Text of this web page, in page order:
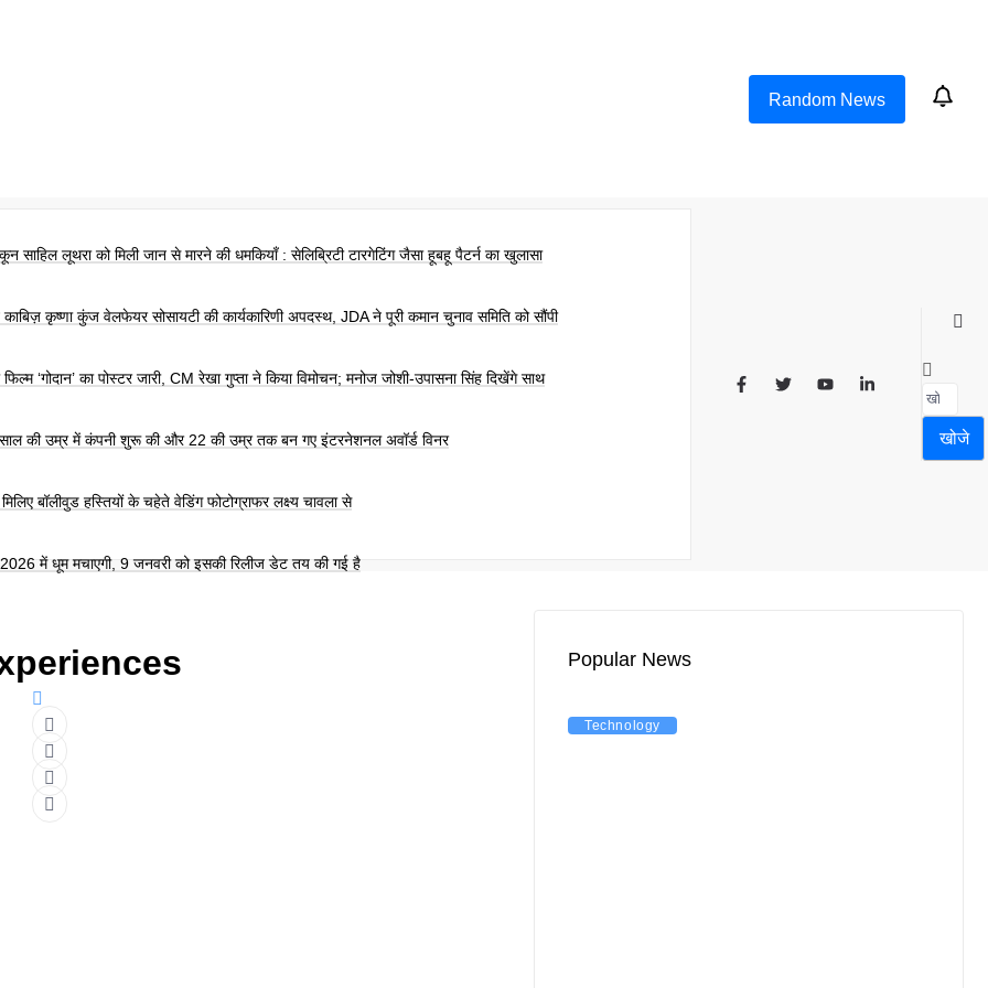
Random News
साहिल लूथरा को मिली जान से मारने की धमकियाँ : सेलिब्रिटी टारगेटिंग जैसा हूबहू पैटर्न का खुलासा
कृष्णा कुंज वेलफेयर सोसायटी की कार्यकारिणी अपदस्थ, JDA ने पूरी कमान चुनाव समिति को सौंपी
फिल्म ‘गोदान’ का पोस्टर जारी, CM रेखा गुप्ता ने किया विमोचन; मनोज जोशी-उपासना सिंह दिखेंगे साथ
की उम्र में कंपनी शुरू की और 22 की उम्र तक बन गए इंटरनेशनल अवॉर्ड विनर
बॉलीवुड हस्तियों के चहेते वेडिंग फोटोग्राफर लक्ष्य चावला से
में धूम मचाएगी, 9 जनवरी को इसकी रिलीज डेट तय की गई है
Popular News
Technology